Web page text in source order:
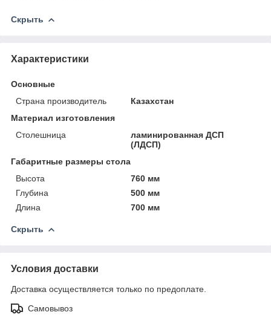
Скрыть
Характеристики
Основные
Страна производитель
Казахстан
Материал изготовления
Столешница
ламинированная ДСП
(ЛДСП)
Габаритные размеры стола
Высота
760 мм
Глубина
500 мм
Длина
700 мм
Скрыть
Условия доставки
Доставка осуществляется только по предоплате.
Самовывоз